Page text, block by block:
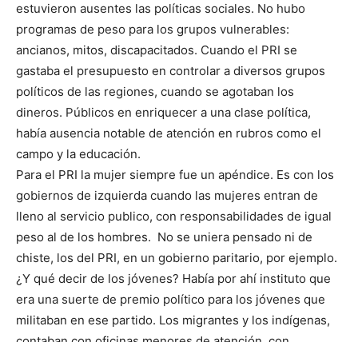
estuvieron ausentes las políticas sociales. No hubo
programas de peso para los grupos vulnerables:
ancianos, mitos, discapacitados. Cuando el PRI se
gastaba el presupuesto en controlar a diversos grupos
políticos de las regiones, cuando se agotaban los
dineros. Públicos en enriquecer a una clase política,
había ausencia notable de atención en rubros como el
campo y la educación.
Para el PRI la mujer siempre fue un apéndice. Es con los
gobiernos de izquierda cuando las mujeres entran de
lleno al servicio publico, con responsabilidades de igual
peso al de los hombres. No se uniera pensado ni de
chiste, los del PRI, en un gobierno paritario, por ejemplo.
¿Y qué decir de los jóvenes? Había por ahí instituto que
era una suerte de premio político para los jóvenes que
militaban en ese partido. Los migrantes y los indígenas,